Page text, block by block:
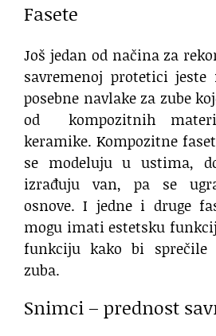
Fasete
Još jedan od načina za
savremenoj protetici jeste
posebne navlake za zube
od kompozitnih
keramike. Kompozitne
se modeluju u ustima,
izrađuju van, pa se
osnove. I jedne i druge
mogu imati estetsku
funkciju kako bi sprečile
zuba.
Snimci – prednost